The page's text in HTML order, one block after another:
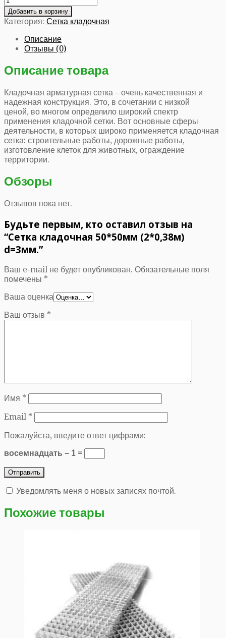
Добавить в корзину
Категория: Сетка кладочная
Описание
Отзывы (0)
Описание товара
Кладочная арматурная сетка – очень качественная и
надежная конструкция. Это, в сочетании с низкой
ценой, во многом определило широкий спектр
применения кладочной сетки. Вот основные сферы
деятельности, в которых широко применяется кладочная
сетка: строительные работы, дорожные работы,
изготовление клеток для животных, ограждение
территории.
Обзоры
Отзывов пока нет.
Будьте первым, кто оставил отзыв на
“Сетка кладочная 50*50мм (2*0,38м)
d=3мм.”
Ваш e-mail не будет опубликован. Обязательные поля
помечены *
Ваша оценка
Ваш отзыв *
Имя *
Email *
Пожалуйста, введите ответ цифрами:
восемнадцать − 1 =
Уведомлять меня о новых записях почтой.
Похожие товары